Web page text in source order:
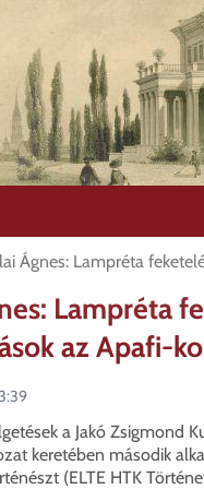
Ágnes: Lampréta
Lampréta
az Apafi-
a Jakó Zsigmond
keretében második
(ELTE HTK